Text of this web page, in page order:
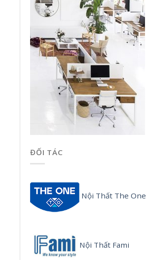
ĐỐI TÁC
Nội Thất The One
Nội Thất Fami